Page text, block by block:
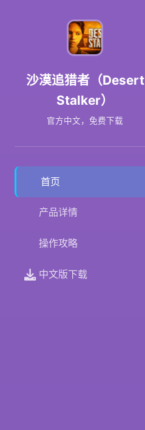
沙漠追猎者（Desert
Stalker）
官方中文，免费下载
首页
产品详情
操作攻略
中文版下载